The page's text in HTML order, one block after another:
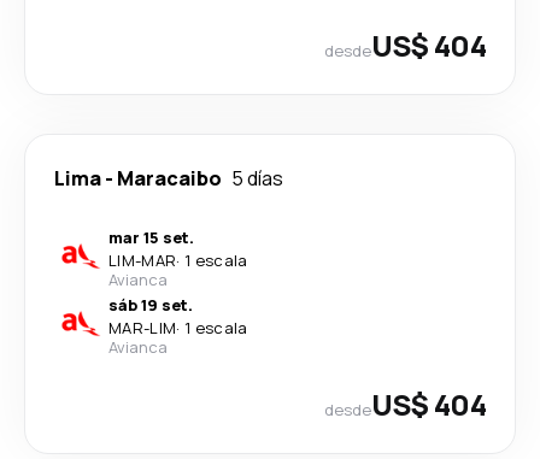
desdeUS$ 404
Lima- Maracaibo 5 días
mar 15 set.
LIM-MAR· 1 escala
Avianca
sáb 19 set.
MAR-LIM· 1 escala
Avianca
desdeUS$ 404